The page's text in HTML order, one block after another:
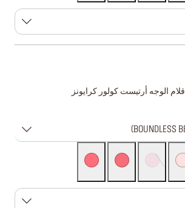
أقلام الوجه أرتيست كولور كرايونز